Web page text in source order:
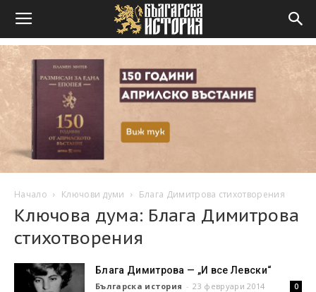
Начало Ключови думи Блага Димитрова стихотворения
Ключова дума: Блага Димитрова
стихотворения
Блага Димитрова — „И все Левски“
Българска история - 23 февруари 2014 0